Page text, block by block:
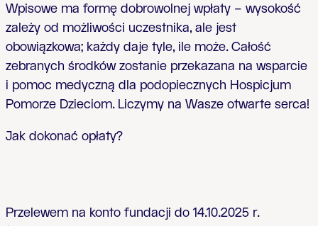
Wpisowe ma formę dobrowolnej wpłaty – wysokość
zależy od możliwości uczestnika, ale jest
obowiązkowa; każdy daje tyle, ile może. Całość
zebranych środków zostanie przekazana na wsparcie
i pomoc medyczną dla podopiecznych Hospicjum
Pomorze Dzieciom. Liczymy na Wasze otwarte serca!
Jak dokonać opłaty?
Przelewem na konto fundacji do 14.10.2025 r.